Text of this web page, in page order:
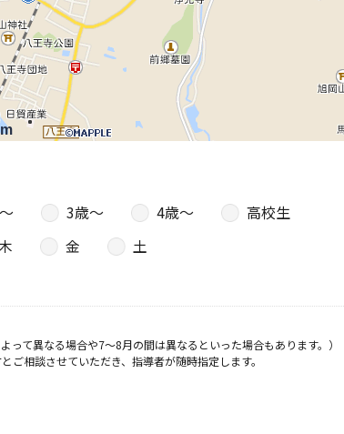
3歳〜 4歳〜
高校生
金
土
て異なる場合や7～8月の間は異なるといった場合もあります。）
相談させていただき、指導者が随時指定します。